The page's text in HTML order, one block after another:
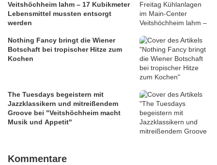
Veitshöchheim lahm – 17 Kubikmeter
Lebensmittel mussten entsorgt
werden
Nothing Fancy bringt die Wiener
Botschaft bei tropischer Hitze zum
Kochen
The Tuesdays begeistern mit
Jazzklassikern und mitreißendem
Groove bei "Veitshöchheim macht
Musik und Appetit"
Kommentare